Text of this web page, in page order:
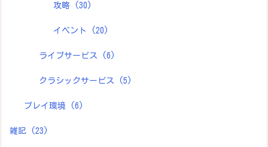
攻略 (30)
イベント (20)
ライブサービス (6)
クラシックサービス (5)
プレイ環境 (6)
雑記 (23)